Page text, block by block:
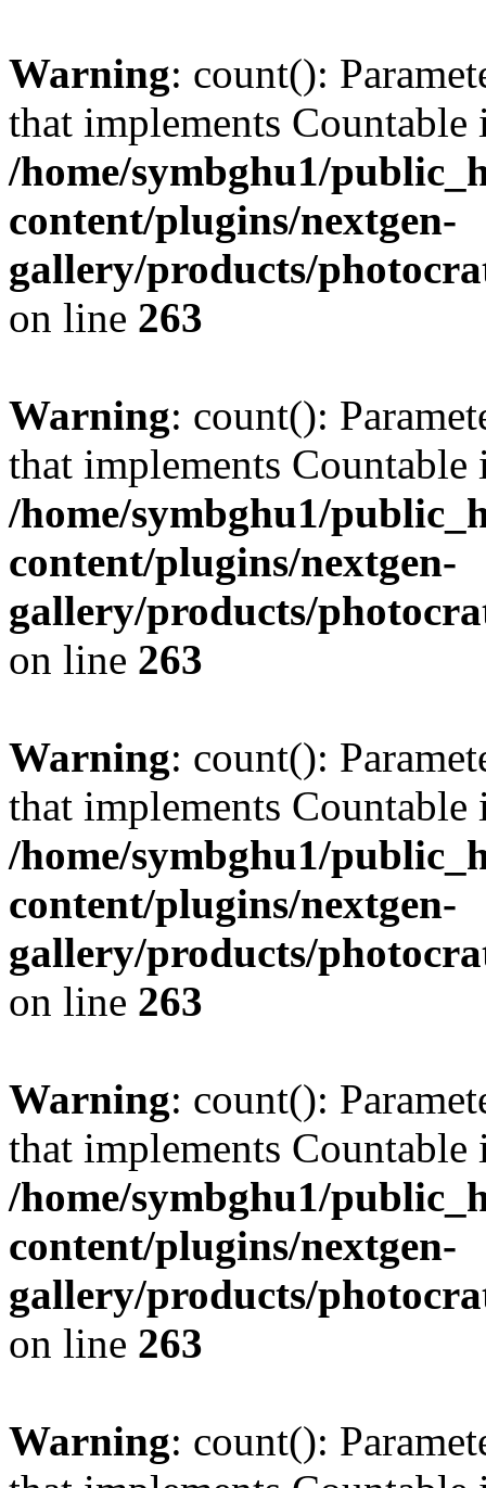
Warning: count():
that implements Countable
/home/symbghu1/
content/plugins/nextgen-
gallery/products/
on line 263
Warning: count():
that implements Countable
/home/symbghu1/
content/plugins/nextgen-
gallery/products/
on line 263
Warning: count():
that implements Countable
/home/symbghu1/
content/plugins/nextgen-
gallery/products/
on line 263
Warning: count():
that implements Countable
/home/symbghu1/
content/plugins/nextgen-
gallery/products/
on line 263
Warning: count():